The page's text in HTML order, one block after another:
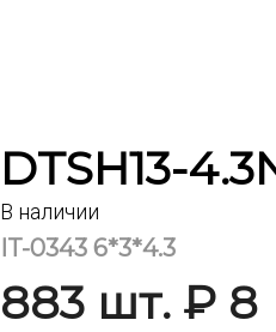
DTSH13-
В наличии
IT-0343 6*3*4.3
883 шт. ₽ 8